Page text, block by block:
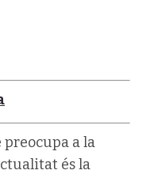
a la
és la